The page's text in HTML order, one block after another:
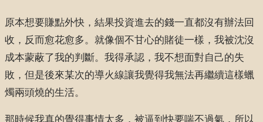
原本想要賺點外快，結果投資進去的錢一直都沒有辦法回
收，反而愈花愈多。就像個不甘心的賭徒一樣，我被沈沒
成本蒙蔽了我的判斷。我得承認，我不想面對自己的失
敗，但是後來某次的導火線讓我覺得我無法再繼續這樣蠟
燭兩頭燒的生活。
那時候我真的覺得事情太多，被逼到快要喘不過氣，所以